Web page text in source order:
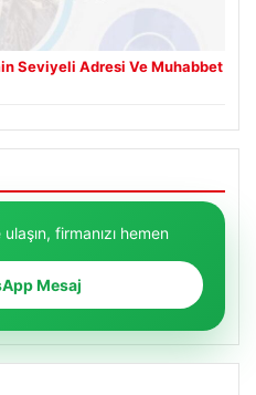
Seviyeli Adresi Ve Muhabbet
firmanızı hemen
Mesaj